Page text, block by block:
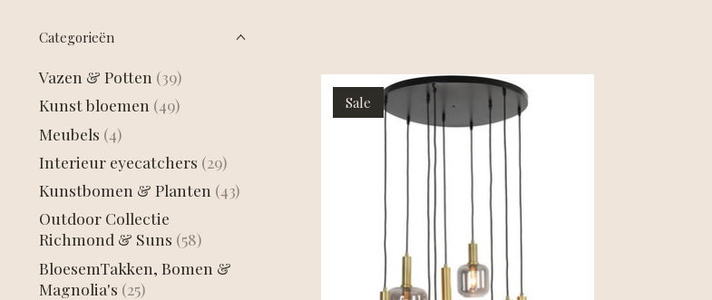
Categorieën
Vazen & Potten (39)
Kunst bloemen (49)
Meubels (4)
Interieur eyecatchers (29)
Kunstbomen & Planten (43)
Outdoor Collectie
Richmond & Suns (58)
BloesemTakken, Bomen &
Magnolia's (25)
Sale